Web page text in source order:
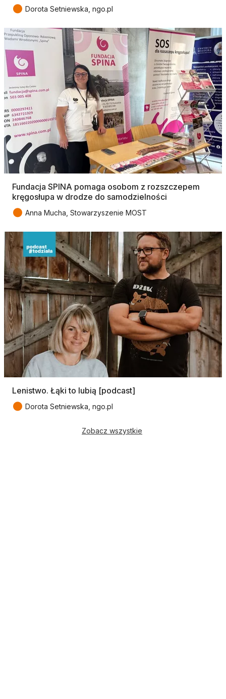
● Dorota Setniewska, ngo.pl
Fundacja SPINA pomaga osobom z rozszczepem
kręgosłupa w drodze do samodzielności
● Anna Mucha, Stowarzyszenie MOST
Lenistwo. Łąki to lubią [podcast]
● Dorota Setniewska, ngo.pl
Zobacz wszystkie